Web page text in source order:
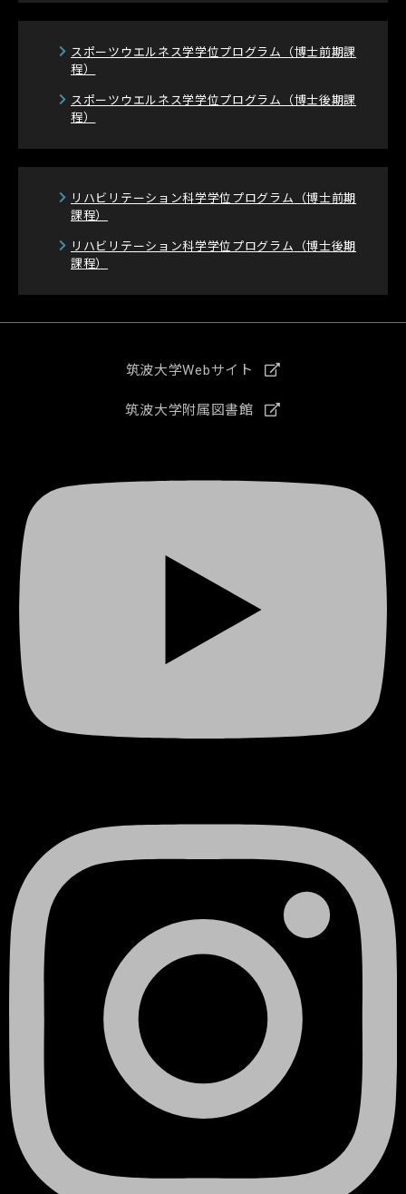
スポーツウエルネス学学位プログラム
（博士前期課
程）
スポーツウエルネス学学位プログラム
（博士後期課
程）
リハビリテーション科学学位プログラム
（博士前期
課程）
リハビリテーション科学学位プログラム
（博士後期
課程）
筑波大学Webサイト
筑波大学附属図書館